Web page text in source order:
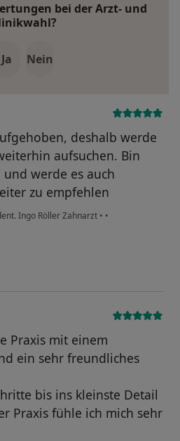
bei der Arzt- und
Ja Nein
deshalb werde
aufsuchen. Bin
werde es auch
zu empfehlen
Ingo Röller Zahnarzt • •
Praxis mit einem
ein sehr freundliches
bis ins kleinste Detail
Praxis fühle ich mich sehr